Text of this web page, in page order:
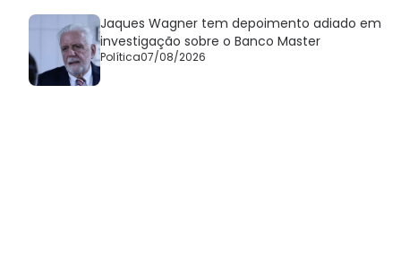
Jaques Wagner tem depoimento adiado em
investigação sobre o Banco Master
Política07/08/2026